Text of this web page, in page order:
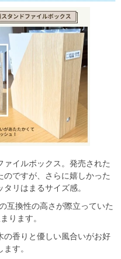
イルボックス。発売された
のですが、さらに嬉しかった
リはまるサイズ感。
互換性の高さが際立っていた
ります。
の香りと優しい風合いがお好
す。